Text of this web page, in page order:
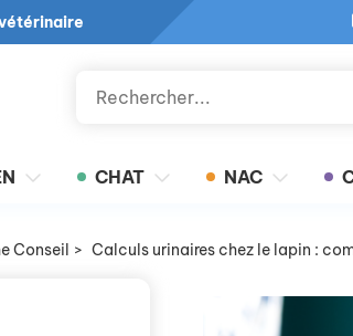
CHAT NAC
Conseil > Calculs urinaires chez le lapin :